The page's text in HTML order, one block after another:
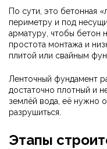
По сути, это бетонная
периметру и под
арматуру, чтобы бетон
простота монтажа и
плитой или свайным
Ленточный фундамент
достаточно плотный и
землёй вода, её нужно
разрушиться.
Этапы